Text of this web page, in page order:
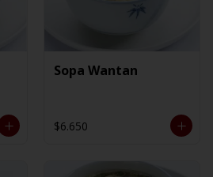
Sopa Wantan
$6.650